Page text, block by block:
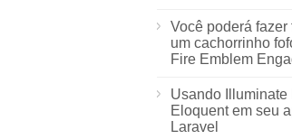
Você poderá
um cachorrinho
Fire Emblem
Usando Illuminate
Eloquent em seu
Laravel